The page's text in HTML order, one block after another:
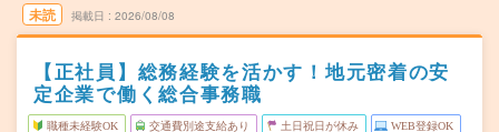
未読 掲載日 2026/08/08
【正社員】総務経験を活かす！地元密着の安
定企業で働く総合事務職
職種未経験OK 交通費別途支給あり 土日祝日が休み WEB登録OK